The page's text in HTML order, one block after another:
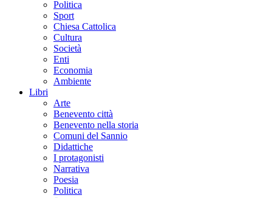
Politica
Sport
Chiesa Cattolica
Cultura
Società
Enti
Economia
Ambiente
Libri
Arte
Benevento città
Benevento nella storia
Comuni del Sannio
Didattiche
I protagonisti
Narrativa
Poesia
Politica